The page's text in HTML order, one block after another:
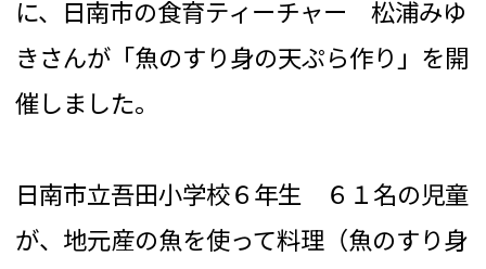
に、日南市の食育ティーチャー 松浦みゆ
きさんが「魚のすり身の天ぷら作り」を開
催しました。
日南市立吾田小学校６年生 ６１名の児童
が、地元産の魚を使って料理（魚のすり身